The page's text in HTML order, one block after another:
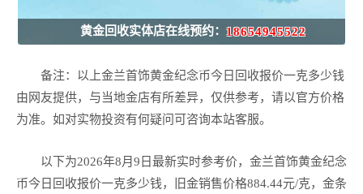
黄金回收实体店在线预约：18654945522
备注：以上金兰首饰黄金纪念币今日回收报价一克多少钱
由网友提供，与当地金店有所差异，仅供参考，请以官方价格
为准。如对实物投资有何疑问可咨询本站客服。
以下为2026年8月9日最新实时参考价，金兰首饰黄金纪念
币今日回收报价一克多少钱，旧金销售价格884.44元/克，金条